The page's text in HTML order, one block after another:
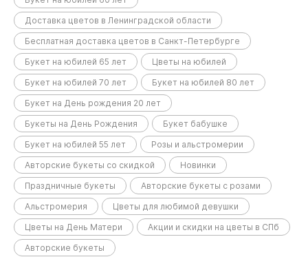
Доставка цветов в Ленинградской области
Бесплатная доставка цветов в Санкт-Петербурге
Букет на юбилей 65 лет
Цветы на юбилей
Букет на юбилей 70 лет
Букет на юбилей 80 лет
Букет на День рождения 20 лет
Букеты на День Рождения
Букет бабушке
Букет на юбилей 55 лет
Розы и альстромерии
Авторские букеты со скидкой
Новинки
Праздничные букеты
Авторские букеты с розами
Альстромерия
Цветы для любимой девушки
Цветы на День Матери
Акции и скидки на цветы в СПб
Авторские букеты